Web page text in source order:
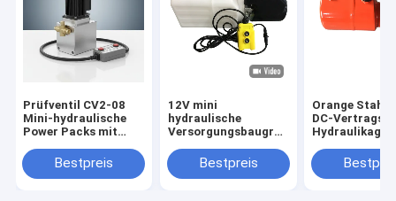
Prüfventil CV2-08
Mini-hydraulische
Power Packs mit
Meter 2 Knopf
geeignet für mobile
Bestpreis
12V mini
hydraulische
Versorgungsbaugruppen
Bestpreis
Orange
DC-Vertrags-